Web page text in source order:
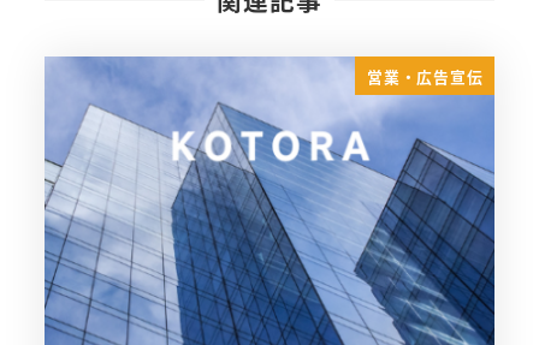
営業・広告宣伝